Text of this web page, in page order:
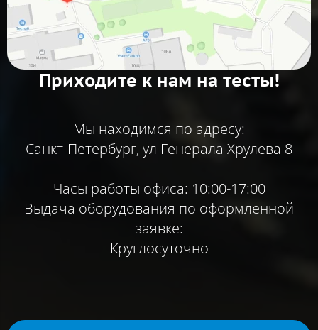
Приходите к нам на тесты!
Мы находимся по адресу:
Санкт-Петербург, ул Генерала Хрулева 8
Часы работы офиса: 10:00-17:00
Выдача оборудования по оформленной
заявке:
Круглосуточно